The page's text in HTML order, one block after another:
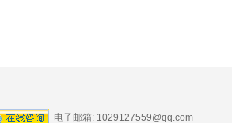
电子邮箱: 1029127559@qq.com